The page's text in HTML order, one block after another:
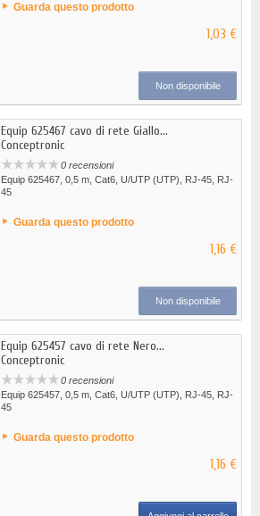
Guarda questo prodotto
1,03 €
Non disponibile
Equip 625467 cavo di rete Giallo...
Conceptronic
0 recensioni
Equip 625467, 0,5 m, Cat6, U/UTP (UTP), RJ-45, RJ-
45
Guarda questo prodotto
1,16 €
Non disponibile
Equip 625457 cavo di rete Nero...
Conceptronic
0 recensioni
Equip 625457, 0,5 m, Cat6, U/UTP (UTP), RJ-45, RJ-
45
Guarda questo prodotto
1,16 €